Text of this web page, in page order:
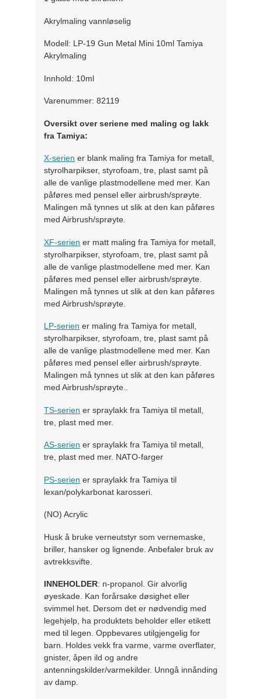
Akrylmaling vannløselig
Modell: LP-19 Gun Metal Mini 10ml Tamiya
Akrylmaling
Innhold: 10ml
Varenummer: 82119
Oversikt over seriene med maling og lakk
fra Tamiya:
X-serien er blank maling fra Tamiya for metall,
styrolharpikser, styrofoam, tre, plast samt på
alle de vanlige plastmodellene med mer. Kan
påføres med pensel eller airbrush/sprøyte.
Malingen må tynnes ut slik at den kan påføres
med Airbrush/sprøyte.
XF-serien er matt maling fra Tamiya for metall,
styrolharpikser, styrofoam, tre, plast samt på
alle de vanlige plastmodellene med mer. Kan
påføres med pensel eller airbrush/sprøyte.
Malingen må tynnes ut slik at den kan påføres
med Airbrush/sprøyte.
LP-serien er maling fra Tamiya for metall,
styrolharpikser, styrofoam, tre, plast samt på
alle de vanlige plastmodellene med mer. Kan
påføres med pensel eller airbrush/sprøyte.
Malingen må tynnes ut slik at den kan påføres
med Airbrush/sprøyte..
TS-serien er spraylakk fra Tamiya til metall,
tre, plast med mer.
AS-serien er spraylakk fra Tamiya til metall,
tre, plast med mer. NATO-farger
PS-serien er spraylakk fra Tamiya til
lexan/polykarbonat karosseri.
(NO) Acrylic
Husk å bruke verneutstyr som vernemaske,
briller, hansker og lignende. Anbefaler bruk av
avtrekksvifte.
INNEHOLDER: n-propanol. Gir alvorlig
øyeskade. Kan forårsake døsighet eller
svimmel het. Dersom det er nødvendig med
legehjelp, ha produktets beholder eller etikett
med til legen. Oppbevares utilgjengelig for
barn. Holdes vekk fra varme, varme overflater,
gnister, åpen ild og andre
antenningskilder/varmekilder. Unngå innånding
av damp.